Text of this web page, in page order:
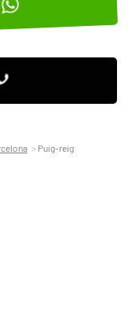
Puig-reig